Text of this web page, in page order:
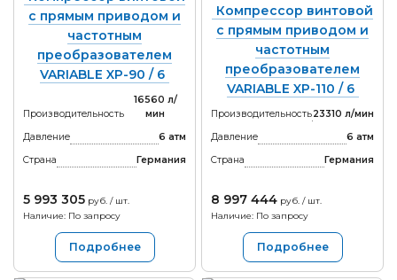
с прямым приводом и
частотным
преобразователем
VARIABLE XP-90 / 6
Производительность
16560 л/
мин
Давление
6 атм
Страна
Германия
5 993 305 руб. / шт.
Наличие: По запросу
Подробнее
Компрессор винтовой
с прямым приводом и
частотным
преобразователем
VARIABLE XP-110 / 6
Производительность23310 л/мин
Давление
6 атм
Страна
Германия
8 997 444 руб. / шт.
Наличие: По запросу
Подробнее